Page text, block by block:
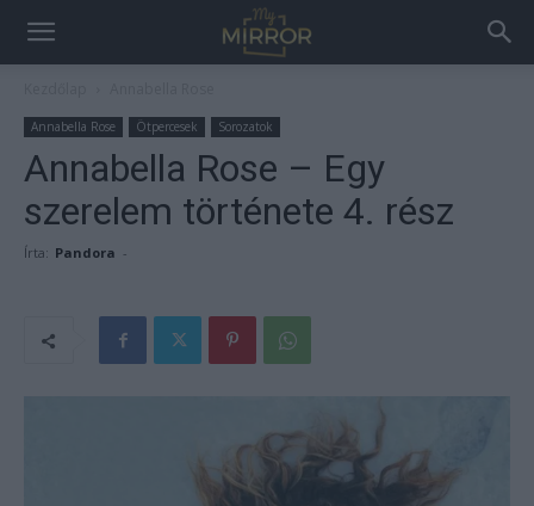
Annabella Rose Ötpercesek Sorozatok
Annabella Rose – Egy
szerelem története 4. rész
Írta: Pandora -